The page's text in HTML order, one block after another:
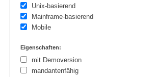
Unix-basierend
Mainframe-basierend
Mobile
Eigenschaften:
mit Demoversion
mandantenfähig